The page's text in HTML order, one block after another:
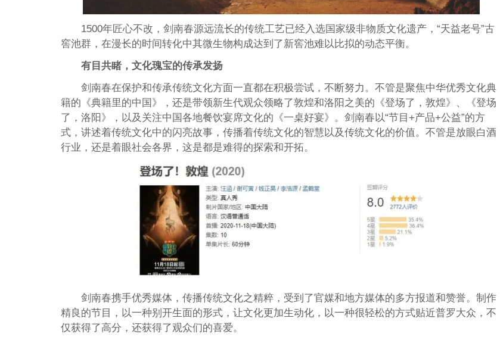
1500年匠心不改，剑南春源远流长的传统工艺已经入选国家级非物质文化遗产，“天益老号”古
窖池群，在漫长的时间转化中其微生物构成达到了新窖池难以比拟的动态平衡。
有目共睹，文化瑰宝的传承发扬
剑南春在保护和传承传统文化方面一直都在积极尝试，不断努力。不管是聚焦中华优秀文化典
籍的《典籍里的中国》，还是带领新生代观众领略了敦煌和洛阳之美的《登场了，敦煌》、《登场
了，洛阳》，以及关注中国各地餐饮宴席文化的《一桌好宴》。剑南春以“节目+产品+公益”的方
式，讲述着传统文化中的闪亮故事，传播着传统文化的智慧以及传统文化的价值。不管是放眼白酒
行业，还是着眼社会各界，这是都是难得的探索和开拓。
剑南春携手优秀媒体，传播传统文化之精粹，受到了官媒和地方媒体的多方报道和赞誉。制作
精良的节目，以一种别开生面的形式，让文化更加生动化，以一种很轻松的方式贴近普罗大众，不
仅获得了高分，还获得了观众们的喜爱。